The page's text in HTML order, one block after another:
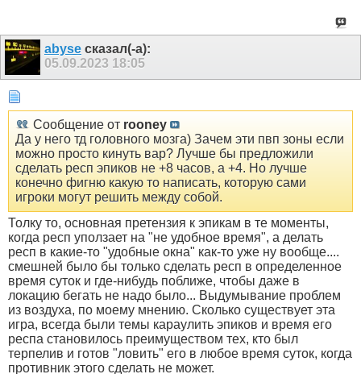
abyse сказал(-а):
05.09.2023 18:05
Сообщение от rooney
Да у него тд головного мозга) Зачем эти пвп зоны если
можно просто кинуть вар? Лучше бы предложили
сделать респ эпиков не +8 часов, а +4. Но лучше
конечно фигню какую то написать, которую сами
игроки могут решить между собой.
Толку то, основная претензия к эпикам в те моменты,
когда респ уползает на "не удобное время", а делать
респ в какие-то "удобные окна" как-то уже ну вообще....
смешней было бы только сделать респ в определенное
время суток и где-нибудь поближе, чтобы даже в
локацию бегать не надо было... Выдумывание проблем
из воздуха, по моему мнению. Сколько существует эта
игра, всегда были темы караулить эпиков и время его
респа становилось преимуществом тех, кто был
терпелив и готов "ловить" его в любое время суток, когда
противник этого сделать не может.